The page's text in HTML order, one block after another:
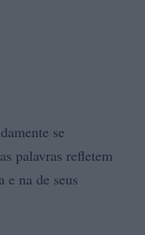
se
palavras refletem
na de seus